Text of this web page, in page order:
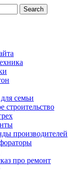
семьи
строительство
производителей
про ремонт